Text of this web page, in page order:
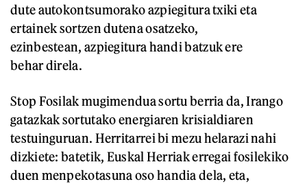
dute autokontsumorako azpiegitura txiki eta
ertainek sortzen dutena osatzeko,
ezinbestean, azpiegitura handi batzuk ere
behar direla.
Stop Fosilak mugimendua sortu berria da, Irango
gatazkak sortutako energiaren krisialdiaren
testuinguruan. Herritarrei bi mezu helarazi nahi
dizkiete: batetik, Euskal Herriak erregai fosilekiko
duen menpekotasuna oso handia dela, eta,